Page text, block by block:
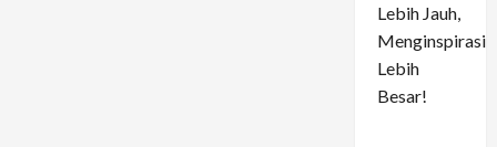
Lebih Jauh,
Menginspirasi
Lebih
Besar!